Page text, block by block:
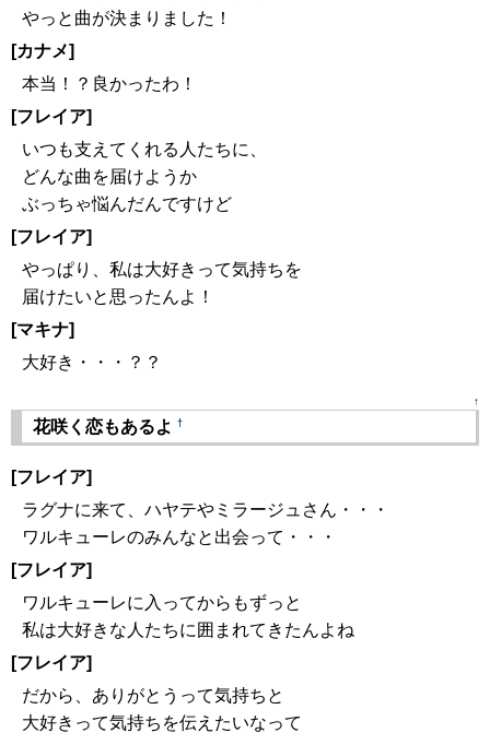
やっと曲が決まりました！
[カナメ]
本当！？良かったわ！
[フレイア]
いつも支えてくれる人たちに、
どんな曲を届けようか
ぶっちゃ悩んだんですけど
[フレイア]
やっぱり、私は大好きって気持ちを
届けたいと思ったんよ！
[マキナ]
大好き・・・？？
↑
花咲く恋もあるよ †
[フレイア]
ラグナに来て、ハヤテやミラージュさん・・・
ワルキューレのみんなと出会って・・・
[フレイア]
ワルキューレに入ってからもずっと
私は大好きな人たちに囲まれてきたんよね
[フレイア]
だから、ありがとうって気持ちと
大好きって気持ちを伝えたいなって